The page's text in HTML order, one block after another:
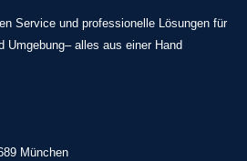
Service und professionelle Lösungen für
Umgebung– alles aus einer Hand
München